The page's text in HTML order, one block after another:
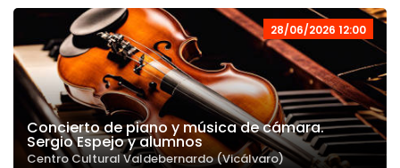
28/06/2026 12:00
Concierto de piano y música de cámara.
Sergio Espejo y alumnos
Centro Cultural Valdebernardo (Vicálvaro)